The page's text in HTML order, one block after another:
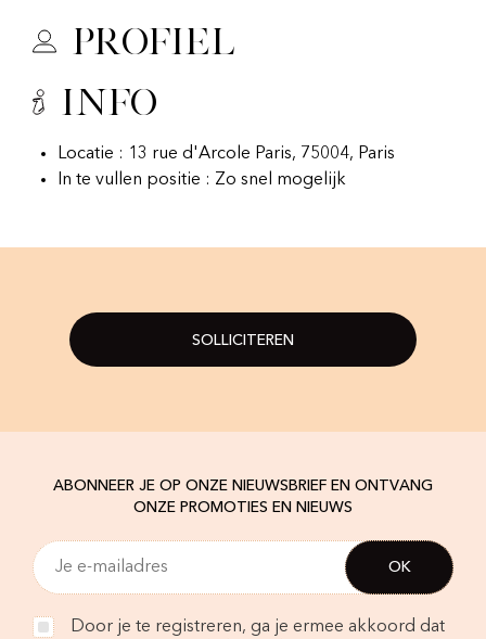
Profiel
Info
Locatie : 13 rue d'Arcole Paris, 75004, Paris
In te vullen positie : Zo snel mogelijk
SOLLICITEREN
ABONNEER JE OP ONZE NIEUWSBRIEF EN ONTVANG
ONZE PROMOTIES EN NIEUWS
Door je te registreren, ga je ermee akkoord dat